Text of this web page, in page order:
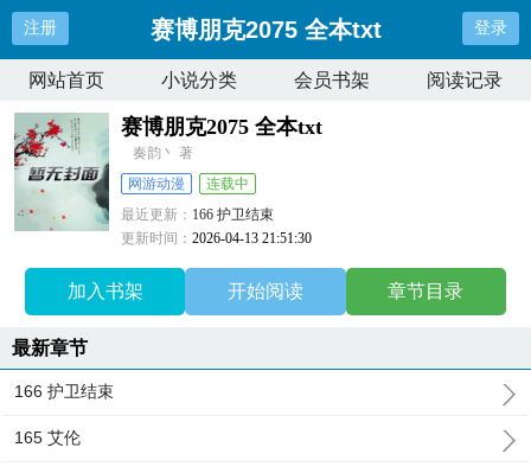
注册 赛博朋克2075 全本txt 登录
网站首页 小说分类 会员书架 阅读记录
赛博朋克2075 全本txt
奏韵丶 著
网游动漫
连载中
最近更新： 166 护卫结束
更新时间：2026-04-13 21:51:30
加入书架 开始阅读 章节目录
最新章节
166 护卫结束
165 艾伦